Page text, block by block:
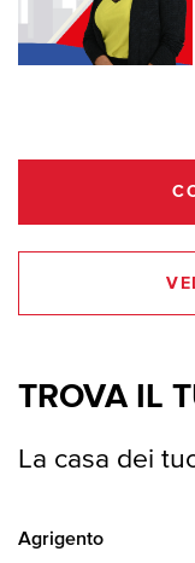
TROVA IL
La casa dei
Agrigento